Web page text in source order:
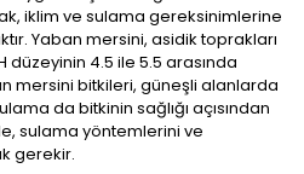
iklim ve sulama gereksinimlerine
Yaban mersini, asidik toprakları
4.5 ile 5.5 arasında
mersini bitkileri, güneşli alanlarda
da bitkinin sağlığı açısından
sulama yöntemlerini ve
gerekir.